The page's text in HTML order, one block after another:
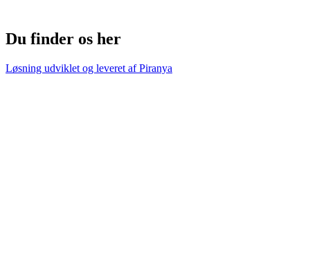
Du finder os her
Løsning udviklet og leveret afPiranya